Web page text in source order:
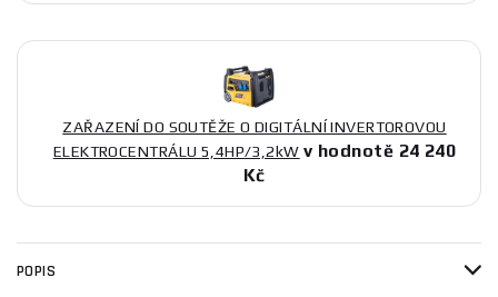
ZAŘAZENÍ DO SOUTĚŽE O DIGITÁLNÍ INVERTOROVOU
ELEKTROCENTRÁLU 5,4HP/3,2kW v hodnotě 24 240
Kč
POPIS